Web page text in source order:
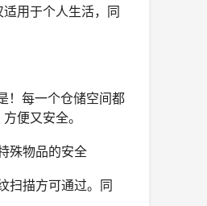
用于个人生活，同
！每一个仓储空间都
便又安全。
殊物品的安全
扫描方可通过。同